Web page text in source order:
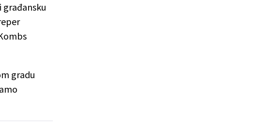
građansku
gradu